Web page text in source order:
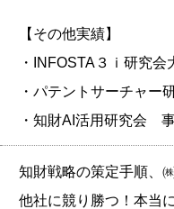
【その他実績】
・INFOSTA３ｉ研究
・パテントサーチャ
・知財AI活用研究会
知財戦略の策定手順、
他社に競り勝つ！本当